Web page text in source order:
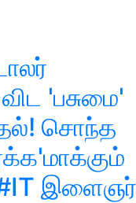
'பசுமை'
சொந்த
#IT